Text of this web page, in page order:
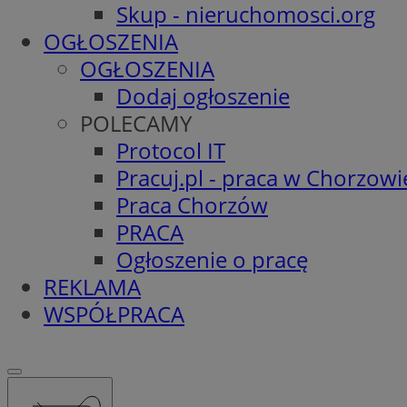
Skup - nieruchomosci.org
OGŁOSZENIA
OGŁOSZENIA
Dodaj ogłoszenie
POLECAMY
Protocol IT
Pracuj.pl - praca w
Praca Chorzów
PRACA
Ogłoszenie o pracę
REKLAMA
WSPÓŁPRACA